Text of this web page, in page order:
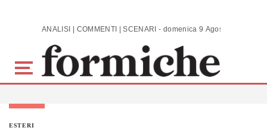
Skip to main content ANALISI | COMMENTI | SCENARI - domenica 9 Agosto 2026
ESTERI